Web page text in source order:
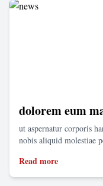
dolorem eum
ut aspernatur corporis
nobis aliquid molestiae
Read more